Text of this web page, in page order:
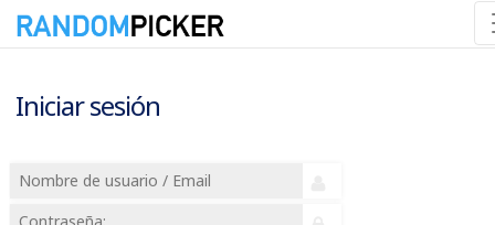
Iniciar sesión